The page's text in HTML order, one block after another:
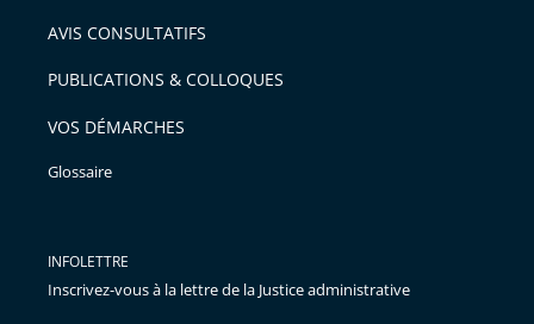
avant
AVIS CONSULTATIFS
PUBLICATIONS & COLLOQUES
VOS DÉMARCHES
Glossaire
INFOLETTRE
Inscrivez-vous à la lettre de la Justice administrative